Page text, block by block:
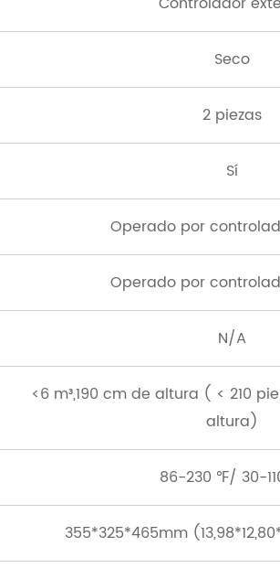
Seco
2 piezas
Sí
Operado por
Operado por
N/A
<6 m³,190 cm de altura ( < 210
altura)
86-230 ℉/ 30-
355*325*465mm